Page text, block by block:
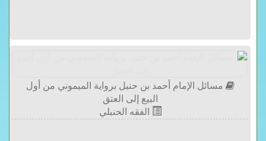
مسائل الإمام أحمد بن حنبل برواية الميموني من أول
البيع إلى العتق
الفقه الحنبلي